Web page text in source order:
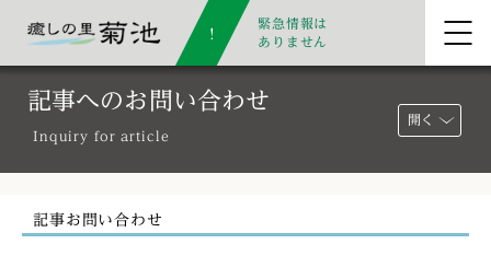
緊急情報は
ありません
記事へのお問い合わせ
Inquiry for article
開く
記事お問い合わせ